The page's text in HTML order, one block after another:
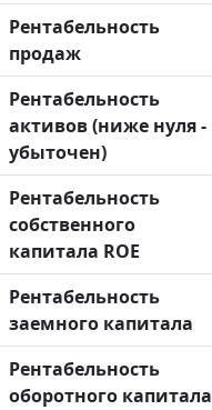
Рентабельность
продаж
Рентабельность
активов (ниже нуля -
убыточен)
Рентабельность
собственного
капитала ROE
Рентабельность
заемного капитала
Рентабельность
оборотного капитала